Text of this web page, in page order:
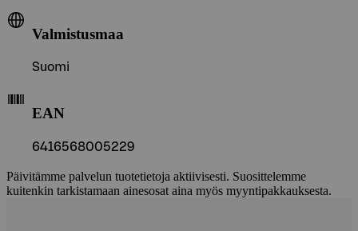
Valmistusmaa
Suomi
EAN
6416568005229
Päivitämme palvelun tuotetietoja aktiivisesti. Suosittelemme
kuitenkin tarkistamaan ainesosat aina myös myyntipakkauksesta.